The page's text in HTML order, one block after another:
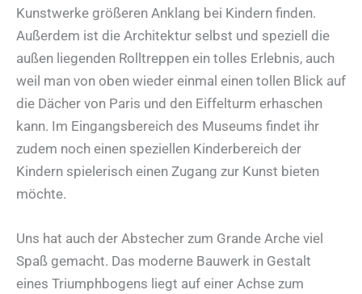
Kunstwerke größeren Anklang bei Kindern finden.
Außerdem ist die Architektur selbst und speziell die
außen liegenden Rolltreppen ein tolles Erlebnis, auch
weil man von oben wieder einmal einen tollen Blick auf
die Dächer von Paris und den Eiffelturm erhaschen
kann. Im Eingangsbereich des Museums findet ihr
zudem noch einen speziellen Kinderbereich der
Kindern spielerisch einen Zugang zur Kunst bieten
möchte.
Uns hat auch der Abstecher zum Grande Arche viel
Spaß gemacht. Das moderne Bauwerk in Gestalt
eines Triumphbogens liegt auf einer Achse zum